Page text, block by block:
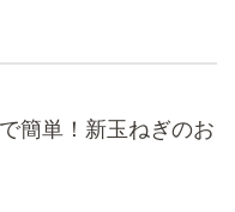
簡単！新玉ねぎのお